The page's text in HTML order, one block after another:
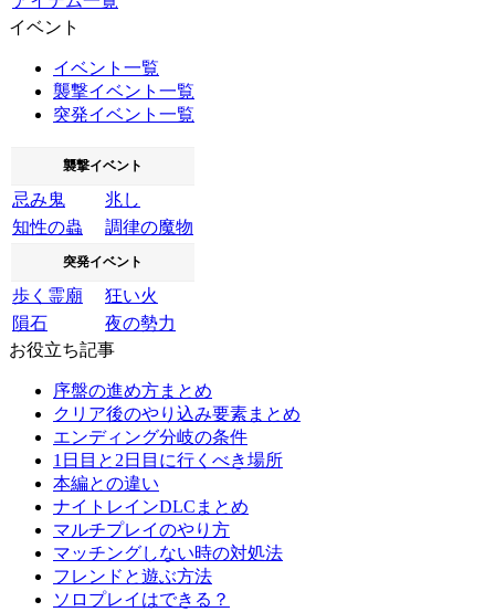
イベント
イベント一覧
襲撃イベント一覧
突発イベント一覧
襲撃イベント
忌み鬼
兆し
知性の蟲
調律の魔物
突発イベント
歩く霊廟
狂い火
隕石
夜の勢力
お役立ち記事
序盤の進め方まとめ
クリア後のやり込み要素まとめ
エンディング分岐の条件
1日目と2日目に行くべき場所
本編との違い
ナイトレインDLCまとめ
マルチプレイのやり方
マッチングしない時の対処法
フレンドと遊ぶ方法
ソロプレイはできる？